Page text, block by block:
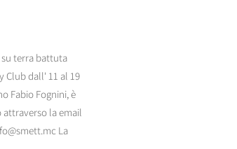
terra battuta
Club dall' 11 al 19
Fabio Fognini, è
la email
La